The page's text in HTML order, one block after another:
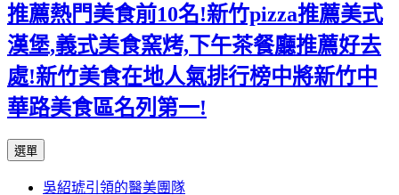
推薦熱門美食前10名!新竹pizza推薦美式
漢堡,義式美食窯烤,下午茶餐廳推薦好去
處!新竹美食在地人氣排行榜中將新竹中
華路美食區名列第一!
選單
吳紹琥引領的醫美團隊